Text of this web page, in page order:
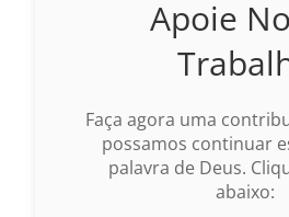
2017 – Nova Almeida
2009 – Almeida Revisada e
1969 – Almeida Revisada e
1993 – Almeida Revisada e
Apoie
Faça agora uma
possamos continuar
palavra de Deus.
abaixo: